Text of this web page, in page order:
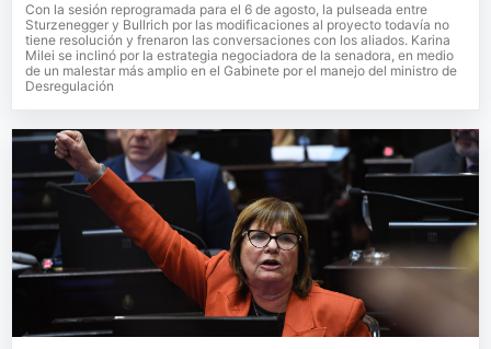
Con la sesión reprogramada para el 6 de agosto, la pulseada entre
Sturzenegger y Bullrich por las modificaciones al proyecto todavía no
tiene resolución y frenaron las conversaciones con los aliados. Karina
Milei se inclinó por la estrategia negociadora de la senadora, en medio
de un malestar más amplio en el Gabinete por el manejo del ministro de
Desregulación